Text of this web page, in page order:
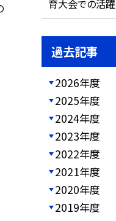
育大会での活躍
過去記事
2026年度
2025年度
2024年度
2023年度
2022年度
2021年度
2020年度
2019年度